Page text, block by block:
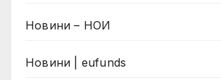
Новини – НОИ
Новини | eufunds